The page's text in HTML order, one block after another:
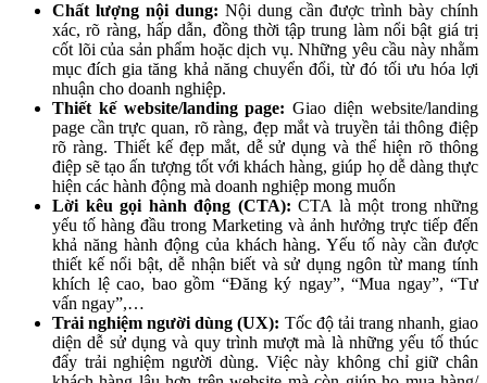
Chất lượng nội dung: Nội dung cần được trình bày chính
xác, rõ ràng, hấp dẫn, đồng thời tập trung làm nổi bật giá trị
cốt lõi của sản phẩm hoặc dịch vụ. Những yêu cầu này nhằm
mục đích gia tăng khả năng chuyển đổi, từ đó tối ưu hóa lợi
nhuận cho doanh nghiệp.
Thiết kế website/landing page:Giao diện website/landing
page cần trực quan, rõ ràng, đẹp mắt và truyền tải thông điệp
rõ ràng. Thiết kế đẹp mắt, dễ sử dụng và thể hiện rõ thông
điệp sẽ tạo ấn tượng tốt với khách hàng, giúp họ dễ dàng thực
hiện các hành động mà doanh nghiệp mong muốn
Lời kêu gọi hành động (CTA): CTA là một trong những
yếu tố hàng đầu trong Marketing và ảnh hưởng trực tiếp đến
khả năng hành động của khách hàng. Yếu tố này cần được
thiết kế nổi bật, dễ nhận biết và sử dụng ngôn từ mang tính
khích lệ cao, bao gồm “Đăng ký ngay”, “Mua ngay”, “Tư
vấn ngay”,…
Trải nghiệm người dùng (UX): Tốc độ tải trang nhanh, giao
diện dễ sử dụng và quy trình mượt mà là những yếu tố thúc
đẩy trải nghiệm người dùng. Việc này không chỉ giữ chân